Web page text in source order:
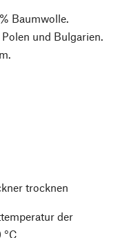
Baumwolle.
und Bulgarien.
trocknen
der
°C